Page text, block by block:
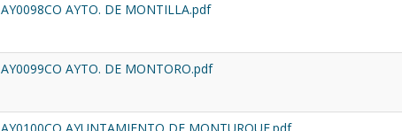
AY0098CO AYTO. DE MONTILLA.pdf
AY0099CO AYTO. DE MONTORO.pdf